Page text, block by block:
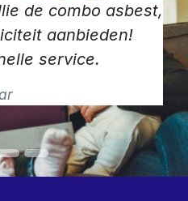
de combo asbest,
aanbieden!
service.